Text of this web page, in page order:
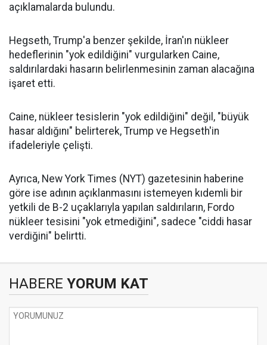
açıklamalarda bulundu.
Hegseth, Trump'a benzer şekilde, İran'ın nükleer
hedeflerinin "yok edildiğini" vurgularken Caine,
saldırılardaki hasarın belirlenmesinin zaman alacağına
işaret etti.
Caine, nükleer tesislerin "yok edildiğini" değil, "büyük
hasar aldığını" belirterek, Trump ve Hegseth'in
ifadeleriyle çelişti.
Ayrıca, New York Times (NYT) gazetesinin haberine
göre ise adının açıklanmasını istemeyen kıdemli bir
yetkili de B-2 uçaklarıyla yapılan saldırıların, Fordo
nükleer tesisini "yok etmediğini", sadece "ciddi hasar
verdiğini" belirtti.
HABERE YORUM KAT